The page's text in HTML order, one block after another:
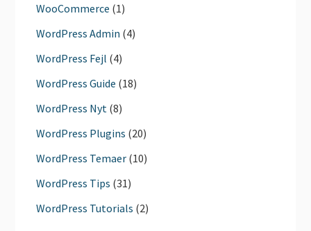
WooCommerce (1)
WordPress Admin (4)
WordPress Fejl (4)
WordPress Guide (18)
WordPress Nyt (8)
WordPress Plugins (20)
WordPress Temaer (10)
WordPress Tips (31)
WordPress Tutorials (2)